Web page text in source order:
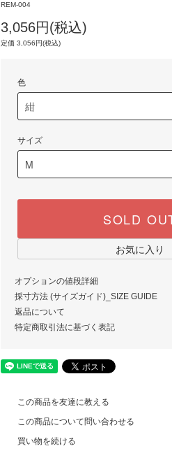
REM-004
3,056円(税込)
定価 3,056円(税込)
色
サイズ
SOLD
お気に入り
オプションの値段詳細
採寸方法 (サイズガイド)_SIZE GUIDE
返品について
特定商取引法に基づく表記
この商品を友達に教える
この商品について問い合わせる
買い物を続ける